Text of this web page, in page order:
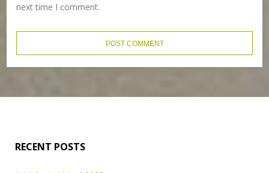
next time I comment.
RECENT POSTS